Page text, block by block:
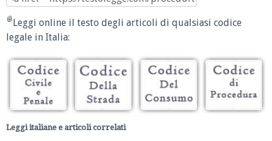
Leggi online il testo degli articoli di qualsiasi codice
legale in Italia:
Leggi italiane e articoli correlati